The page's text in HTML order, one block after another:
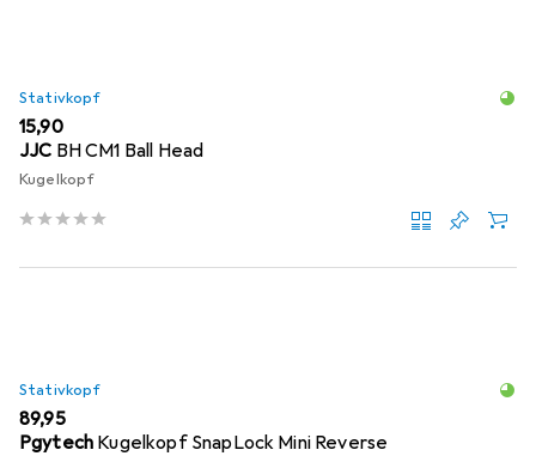
Stativkopf
EUR
15,90
JJC BH CM1 Ball Head
Kugelkopf
Stativkopf
EUR
89,95
Pgytech Kugelkopf SnapLock Mini Reverse